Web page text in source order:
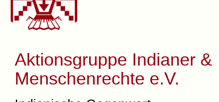
Aktionsgruppe Indianer &
Menschenrechte e.V.